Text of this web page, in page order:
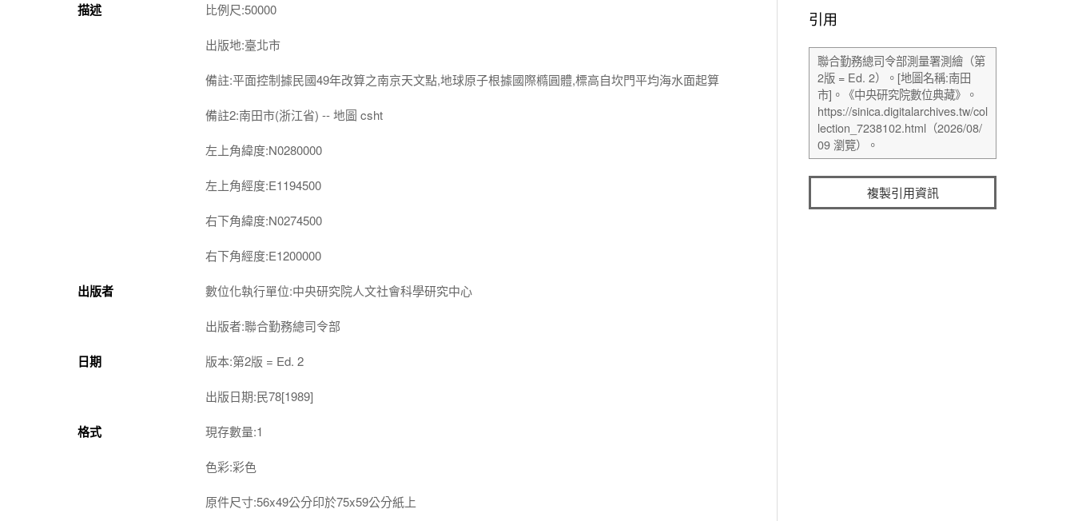
描述 比例尺:50000
出版地:臺北市
備註:平面控制據民國49年改算之南京天文點,地球原子根據國際橢圓體,標高自坎門平均海水面起算
備註2:南田市(浙江省) -- 地圖 csht
左上角緯度:N0280000
左上角經度:E1194500
右下角緯度:N0274500
右下角經度:E1200000
出版者 數位化執行單位:中央研究院人文社會科學研究中心
出版者:聯合勤務總司令部
日期 版本:第2版 = Ed. 2
出版日期:民78[1989]
格式 現存數量:1
色彩:彩色
原件尺寸:56x49公分印於75x59公分紙上
引用
複製引用資訊